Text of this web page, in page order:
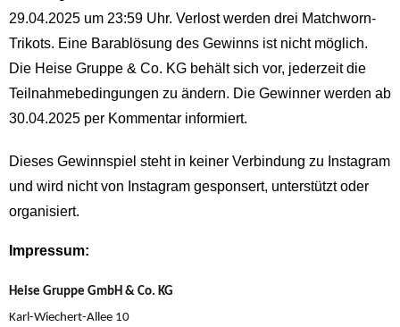
29.04.2025 um 23:59 Uhr. Verlost werden drei Matchworn-
Trikots. Eine Barablösung des Gewinns ist nicht möglich.
Die Heise Gruppe & Co. KG behält sich vor, jederzeit die
Teilnahmebedingungen zu ändern. Die Gewinner werden ab
30.04.2025 per Kommentar informiert.
Dieses Gewinnspiel steht in keiner Verbindung zu Instagram
und wird nicht von Instagram gesponsert, unterstützt oder
organisiert.
Impressum:
Heise Gruppe GmbH & Co. KG
Karl-Wiechert-Allee 10